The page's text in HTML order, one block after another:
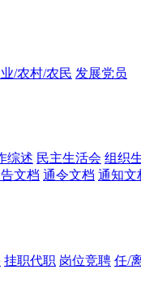
/农村/农民 发展党员
综述 民主生活会 组织
文档 通令文档 通知文
挂职代职 岗位竞聘 任/